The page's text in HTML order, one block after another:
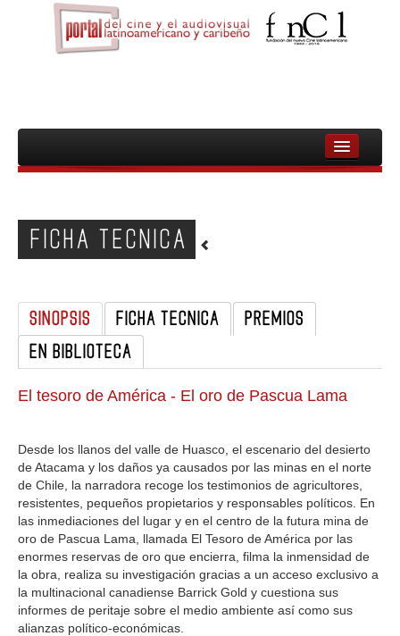
INICIO
PELICULAS
DOCUMENTALES
MUJERES
AUDIOVISUAL INDIGENA Y COMUNITARIO
FICHA TECNICA
SINOPSIS FICHA TECNICA
PREMIOS
EN BIBLIOTECA
El tesoro de América - El oro de Pascua Lama
Desde los llanos del valle de Huasco, el escenario del desierto
de Atacama y los daños ya causados por las minas en el norte
de Chile, la narradora recoge los testimonios de agricultores,
resistentes, pequeños propietarios y responsables políticos. En
las inmediaciones del lugar y en el centro de la futura mina de
oro de Pascua Lama, llamada El Tesoro de América por las
enormes reservas de oro que encierra, filma la inmensidad de
la obra, realiza su investigación gracias a un acceso exclusivo a
la multinacional canadiense Barrick Gold y cuestiona sus
informes de peritaje sobre el medio ambiente así como sus
alianzas político-económicas.